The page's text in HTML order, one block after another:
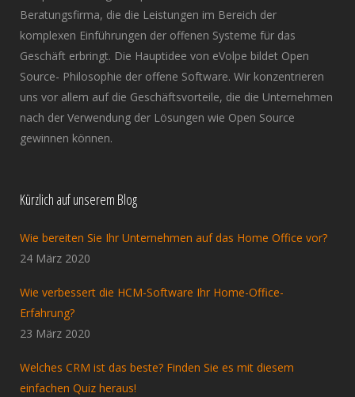
Beratungsfirma, die die Leistungen im Bereich der
komplexen Einführungen der offenen Systeme für das
Geschäft erbringt. Die Hauptidee von eVolpe bildet Open
Source- Philosophie der offene Software. Wir konzentrieren
uns vor allem auf die Geschäftsvorteile, die die Unternehmen
nach der Verwendung der Lösungen wie Open Source
gewinnen können.
Kürzlich auf unserem Blog
Wie bereiten Sie Ihr Unternehmen auf das Home Office vor?
24 März 2020
Wie verbessert die HCM-Software Ihr Home-Office-
Erfahrung?
23 März 2020
Welches CRM ist das beste? Finden Sie es mit diesem
einfachen Quiz heraus!